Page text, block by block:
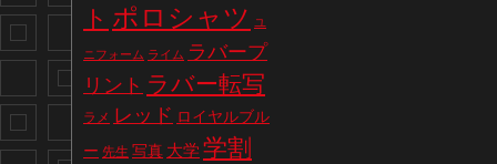
ト ポロシャツ ユ
ニフォーム ライム ラバープ
リント ラバー転写
ラメ レッド ロイヤルブル
ー 先生 写真 大学 学割